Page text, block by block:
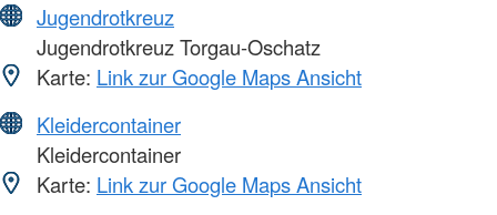
Jugendrotkreuz
Jugendrotkreuz Torgau-Oschatz
Karte: Link zur Google Maps Ansicht
Kleidercontainer
Kleidercontainer
Karte: Link zur Google Maps Ansicht